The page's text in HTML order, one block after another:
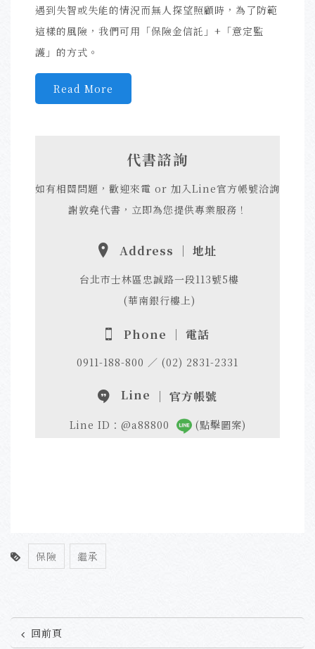
遇到失智或失能的情況而無人探望照顧時，為了防範
這樣的風險，我們可用「保險金信託」+「意定監
護」的方式。
Read More
代書諮詢
如有相關問題，歡迎來電 or 加入Line官方帳號洽詢
謝敦堯代書，立即為您提供專業服務！
Address ｜ 地址
台北市士林區忠誠路一段113號5樓
(華南銀行樓上)
Phone ｜ 電話
0911-188-800 ／ (02) 2831-2331
Line ｜ 官方帳號
Line ID：@a88800 (點擊圖案)
保險 繼承
回前頁